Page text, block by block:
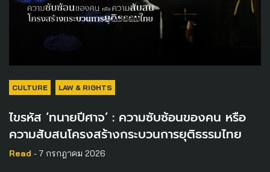
CULTURE LAW & RIGHTS
ไขรหัส ‘ทนายปีศาจ’ : ความซับซ้อนของคน หรือ
ความสับสนโครงสร้างกระบวนการยุติธรรมไทย
Read - 7 กรกฎาคม 2026